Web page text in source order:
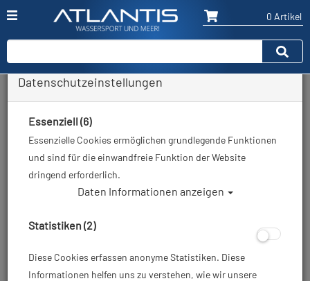
0 Artikel
Zurück
Datenschutzeinstellungen
Essenziell (6)
Essenzielle Cookies ermöglichen grundlegende Funktionen
und sind für die einwandfreie Funktion der Website
dringend erforderlich.
Daten Informationen anzeigen
Statistiken (2)
Diese Cookies erfassen anonyme Statistiken. Diese
Informationen helfen uns zu verstehen, wie wir unsere